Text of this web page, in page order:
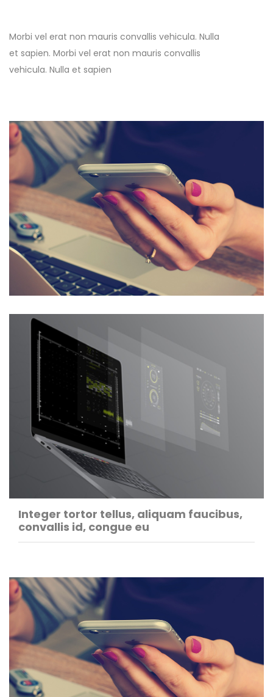
Morbi vel erat non mauris convallis vehicula. Nulla
et sapien. Morbi vel erat non mauris convallis
vehicula. Nulla et sapien
Integer tortor tellus, aliquam faucibus,
convallis id, congue eu